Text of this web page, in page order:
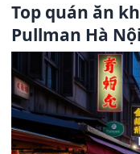
Top quán ăn
Pullman Hà Nội